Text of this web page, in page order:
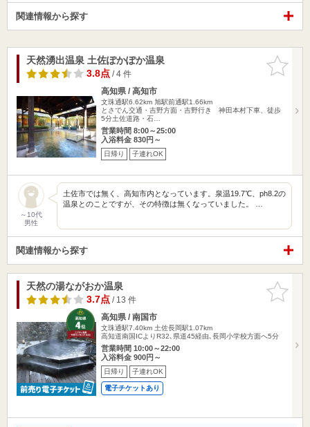
関連情報から探す
お気に入
りに追加
天然湧出温泉 土佐ぽかぽか温泉
3.8点/ 4 件
高知県 / 高知市
文珠通駅6.62km 旭駅前通駅1.66km
とさでん交通・吉野方面・吉野行き 神田本村下車、徒歩
5分土佐道路・石…
営業時間 8:00～25:00
入浴料金 830円～
日帰り 子連れOK
～10代
男性
土佐市では無く、高知市内となっています。泉温19.7℃、ph8.2の
温泉とのことですが、その特徴は無くなっていました。 …
関連情報から探す
お気に入
りに追加
天然の湯ながおか温泉
3.7点/ 13 件
高知県 / 南国市
文珠通駅7.40km 土佐長岡駅1.07km
高知道南国ICよりR32､県道45経由､長岡小学校方面へ5分
営業時間 10:00～22:00
入浴料金 900円～
日帰り 子連れOK
電子チケットあり